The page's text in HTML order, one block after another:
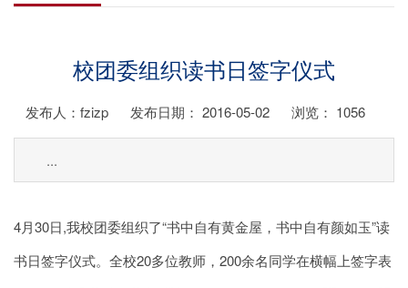
校团委组织读书日签字仪式
发布人：fzizp 发布日期： 2016-05-02 浏览： 1056
...
4月30日,我校团委组织了“书中自有黄金屋，书中自有颜如玉”读
书日签字仪式。全校20多位教师，200余名同学在横幅上签字表